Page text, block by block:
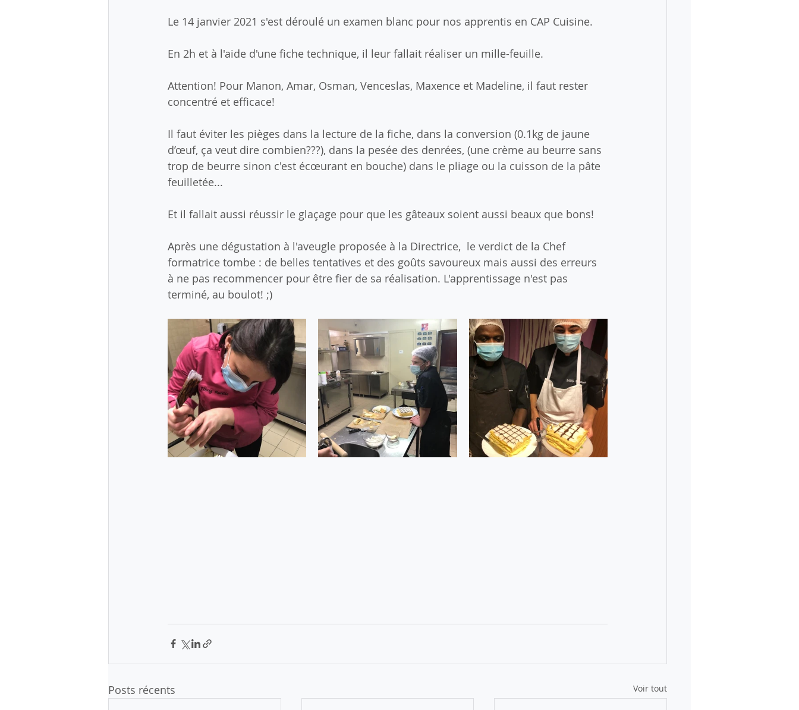
Le 14 janvier 2021 s'est déroulé un examen blanc pour nos apprentis en CAP Cuisine.
En 2h et à l'aide d'une fiche technique, il leur fallait réaliser un mille-feuille.
Attention! Pour Manon, Amar, Osman, Venceslas, Maxence et Madeline, il faut rester
concentré et efficace!
Il faut éviter les pièges dans la lecture de la fiche, dans la conversion (0.1kg de jaune
d’œuf, ça veut dire combien???), dans la pesée des denrées, (une crème au beurre sans
trop de beurre sinon c'est écœurant en bouche) dans le pliage ou la cuisson de la pâte
feuilletée...
Et il fallait aussi réussir le glaçage pour que les gâteaux soient aussi beaux que bons!
Après une dégustation à l'aveugle proposée à la Directrice,  le verdict de la Chef
formatrice tombe : de belles tentatives et des goûts savoureux mais aussi des erreurs
à ne pas recommencer pour être fier de sa réalisation. L'apprentissage n'est pas
terminé, au boulot! ;)
Posts récents Voir tout